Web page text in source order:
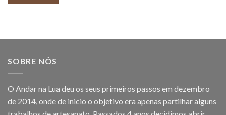
SOBRE NÓS
O Andar na Lua deu os seus primeiros passos em dezembro
de 2014, onde de inicio o objetivo era apenas partilhar alguns